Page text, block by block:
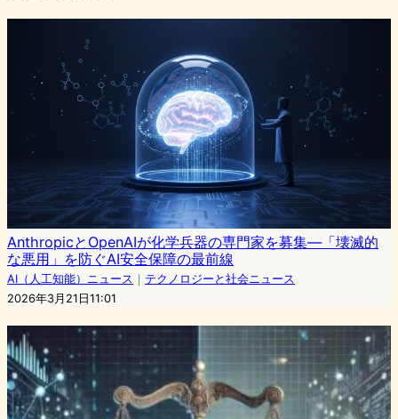
AnthropicとOpenAIが化学兵器の専門家を募集—「壊滅的
な悪用」を防ぐAI安全保障の最前線
AI（人工知能）ニュース ｜ テクノロジーと社会ニュース
2026年3月21日11:01